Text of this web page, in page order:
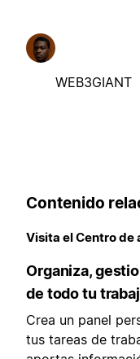
WEB3GIANT
Contenido
Visita el Centro de
Organiza,
de todo tu
Crea un panel
tus tareas de